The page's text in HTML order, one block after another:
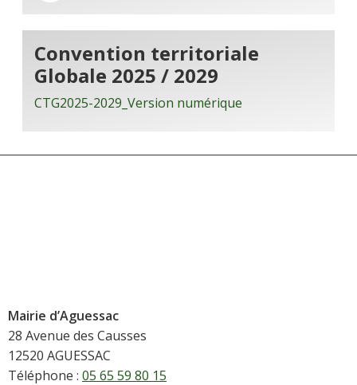
Convention territoriale
Globale 2025 / 2029
CTG2025-2029_Version numérique
Mairie d’Aguessac
28 Avenue des Causses
12520 AGUESSAC
Téléphone : 05 65 59 80 15